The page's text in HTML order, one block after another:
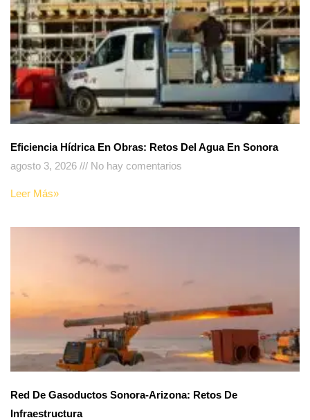
Eficiencia Hídrica En Obras: Retos Del Agua En Sonora
agosto 3, 2026
No hay comentarios
Leer Más»
Red De Gasoductos Sonora-Arizona: Retos De
Infraestructura